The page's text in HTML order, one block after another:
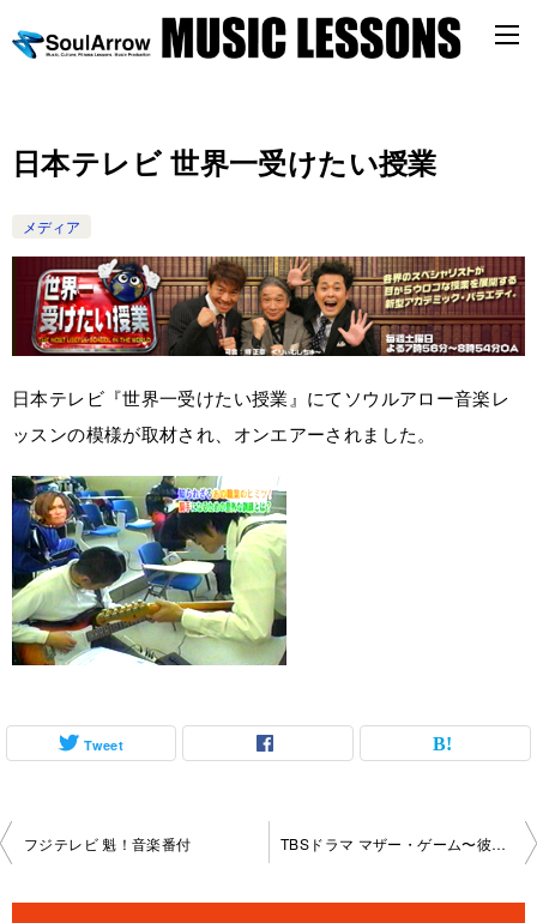
日本テレビ 世界一受けたい授業
メディア
日本テレビ『世界一受けたい授業』にてソウルアロー音楽レ
ッスンの模様が取材され、オンエアーされました。
Tweet
投
フジテレビ 魁！音楽番付 TBSドラマ マザー・ゲーム〜彼女たちの階級〜